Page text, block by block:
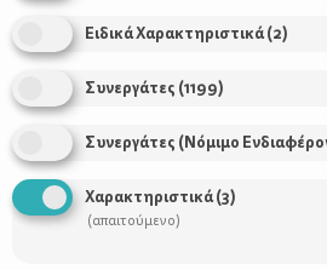
Χρήσιμοι
Ειδικά Χαρακτηριστικά(2)
Συνεργάτες (1199)
Συνεργάτες (Νόμιμο
Χαρακτηριστικά(3)
(απαιτούμενο)